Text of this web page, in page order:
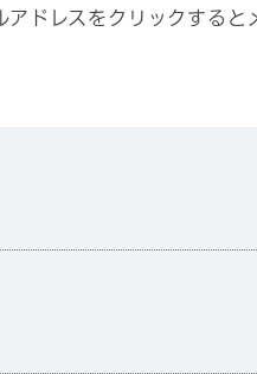
ドレスをクリックすると